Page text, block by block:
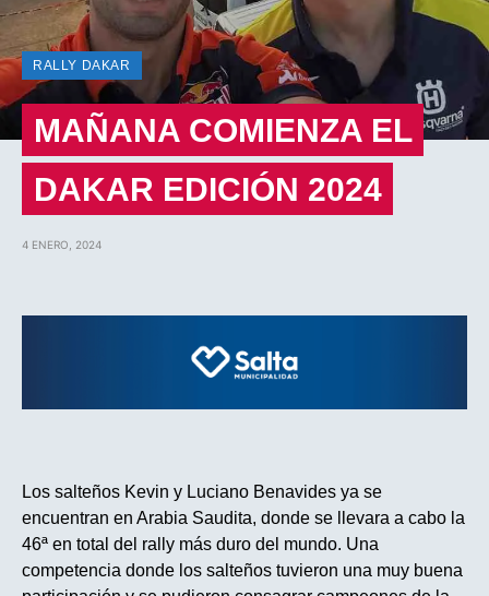
RALLY DAKAR
MAÑANA COMIENZA EL
DAKAR EDICIÓN 2024
4 ENERO, 2024
Los salteños Kevin y Luciano Benavides ya se
encuentran en Arabia Saudita, donde se llevara a cabo la
46ª en total del rally más duro del mundo. Una
competencia donde los salteños tuvieron una muy buena